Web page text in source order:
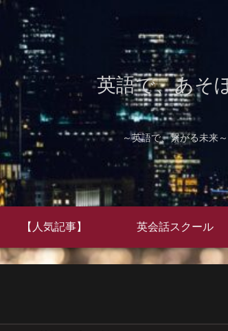
英語で、あそ
～英語で、繋がる未来～
【人気記事】 英会話スクール